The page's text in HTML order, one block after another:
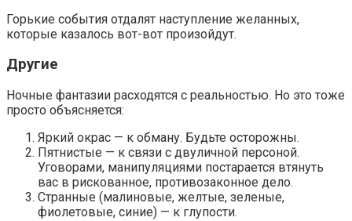
Горькие события отдалят наступление желанных,
которые казалось вот-вот произойдут.
Другие
Ночные фантазии расходятся с реальностью. Но это тоже
просто объясняется:
Яркий окрас — к обману. Будьте осторожны.
Пятнистые — к связи с двуличной персоной.
Уговорами, манипуляциями постарается втянуть
вас в рискованное, противозаконное дело.
Странные (малиновые, желтые, зеленые,
фиолетовые, синие) — к глупости.